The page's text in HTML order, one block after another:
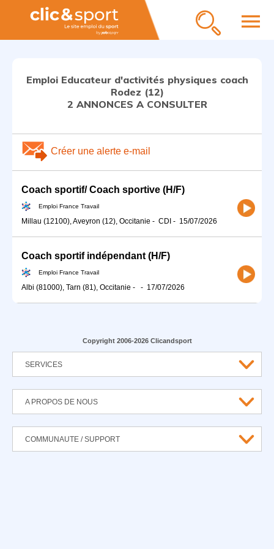
menu
Emploi Educateur d'activités physiques coach
Rodez (12)
2 ANNONCES A CONSULTER
Créer une alerte e-mail
Coach sportif/ Coach sportive (H/F)
Emploi France Travail
Millau (12100), Aveyron (12), Occitanie - CDI - 15/07/2026
Coach sportif indépendant (H/F)
Emploi France Travail
Albi (81000), Tarn (81), Occitanie - - 17/07/2026
Copyright 2006-2026 Clicandsport
SERVICES
A PROPOS DE NOUS
COMMUNAUTE / SUPPORT